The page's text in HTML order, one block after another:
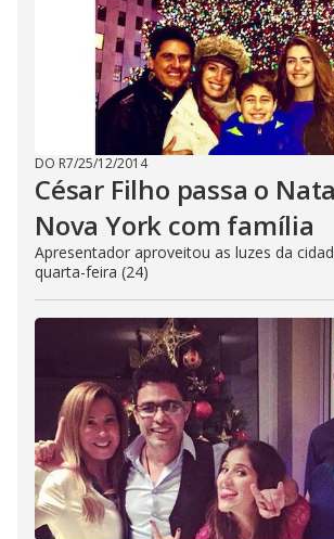
DO R7/25/12/2014
César Filho passa o
Nova York com família
Apresentador aproveitou as luzes da
quarta-feira (24)